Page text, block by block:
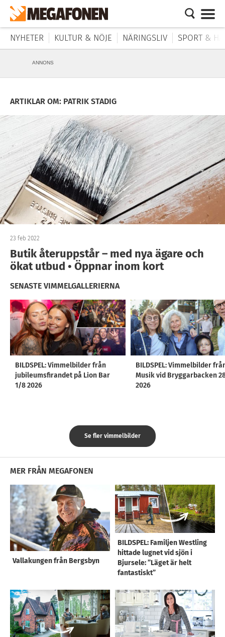
NYHETER KULTUR & NÖJE NÄRINGSLIV SPORT &
ANNONS
ARTIKLAR OM: PATRIK STADIG
23 feb 2022
Butik återuppstår – med nya ägare och
ökat utbud • Öppnar inom kort
SENASTE VIMMELGALLERIERNA
BILDSPEL: Vimmelbilder från
jubileumsfirandet på Lion Bar
1/8 2026
BILDSPEL: Vimmelbilder
Musik vid Bryggarbacken
2026
Se fler vimmelbilder
MER FRÅN MEGAFONEN
Vallakungen från Bergsbyn
BILDSPEL: Familjen Westling
hittade lugnet vid sjön i
Bjursele: ”Läget är helt
fantastiskt”